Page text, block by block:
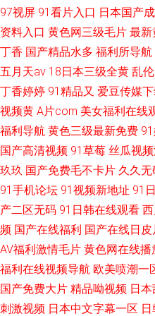
97视屏 91看片入口 日本国产
资料入口 黄色网三级毛片 最新
丁香 国产精品水多 福利所导航
五月天av 18日本三级全黄 乱
丁香婷婷 91精品又 爱豆传媒
视频黄 A片com 美女福利在线
福利导航 黄色三级最新免费
国产高清视频 91草莓 丝瓜视
玖玖 国产免费毛不卡片 久久无
91手机论坛 91视频新地址 91
产二区无码 91日韩在线观看
频 国产在线福利 国产在线日皮
AV福利激情毛片 黄色网在线播
福利在线视频导航 欧美喷潮一
国产免费大片 精品呦视频 日
刺激视频 日本中文字幕一区